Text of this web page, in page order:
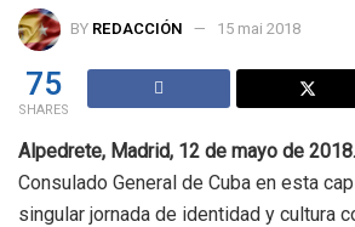
BY REDACCIÓN 15 mai 2018
75
SHARES
Alpedrete, Madrid, 12 de mayo de 2018.
Consulado General de Cuba en esta
singular jornada de identidad y cultura